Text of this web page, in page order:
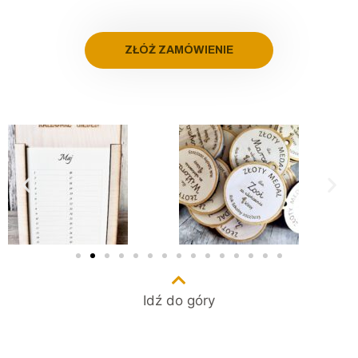
ZŁÓŻ ZAMÓWIENIE
Idź do góry